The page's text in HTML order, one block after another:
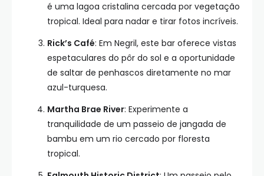
é uma lagoa cristalina cercada por vegetação
tropical. Ideal para nadar e tirar fotos incríveis.
Rick’s Café: Em Negril, este bar oferece vistas
espetaculares do pôr do sol e a oportunidade
de saltar de penhascos diretamente no mar
azul-turquesa.
Martha Brae River: Experimente a
tranquilidade de um passeio de jangada de
bambu em um rio cercado por floresta
tropical.